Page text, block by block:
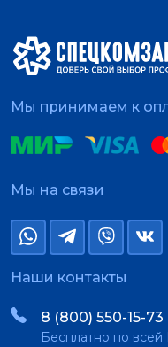
Мы принимаем к
Мы на связи
Наши контакты
8 (800) 550-15-73
Бесплатно по всей